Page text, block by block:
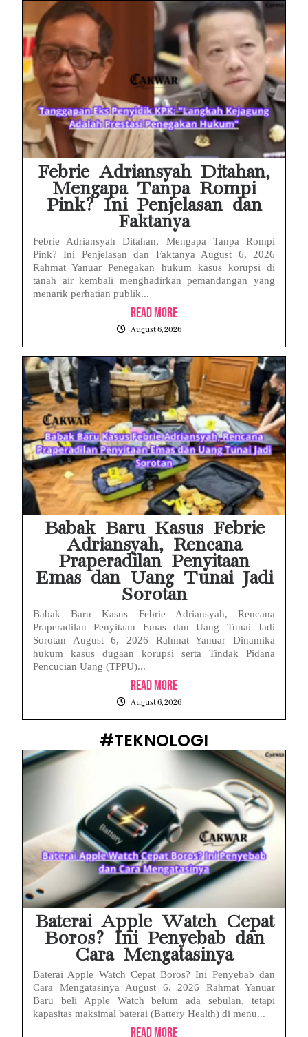
Febrie Adriansyah Ditahan,
Mengapa Tanpa Rompi
Pink? Ini Penjelasan dan
Faktanya
Febrie Adriansyah Ditahan, Mengapa Tanpa Rompi
Pink? Ini Penjelasan dan Faktanya August 6, 2026
Rahmat Yanuar Penegakan hukum kasus korupsi di
tanah air kembali menghadirkan pemandangan yang
menarik perhatian publik...
Read More
August 6, 2026
Babak Baru Kasus Febrie
Adriansyah, Rencana
Praperadilan Penyitaan
Emas dan Uang Tunai Jadi
Sorotan
Babak Baru Kasus Febrie Adriansyah, Rencana
Praperadilan Penyitaan Emas dan Uang Tunai Jadi
Sorotan August 6, 2026 Rahmat Yanuar Dinamika
hukum kasus dugaan korupsi serta Tindak Pidana
Pencucian Uang (TPPU)...
Read More
August 6, 2026
#TEKNOLOGI
Baterai Apple Watch Cepat
Boros? Ini Penyebab dan
Cara Mengatasinya
Baterai Apple Watch Cepat Boros? Ini Penyebab dan
Cara Mengatasinya August 6, 2026 Rahmat Yanuar
Baru beli Apple Watch belum ada sebulan, tetapi
kapasitas maksimal baterai (Battery Health) di menu...
Read More